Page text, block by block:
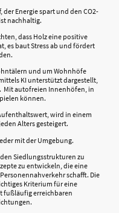
Energie spart und den CO2-
nachhaltig.
dass Holz eine positive
es baut Stress ab und fördert
und um Wohnhöfe
KI unterstützt dargestellt,
Mit autofreien Innenhöfen, in
können.
wird in einem
Alters gesteigert.
mit der Umgebung.
Siedlungsstrukturen zu
zu entwickeln, die eine
schafft. Die
Kriterium für eine
fußläufig erreichbaren